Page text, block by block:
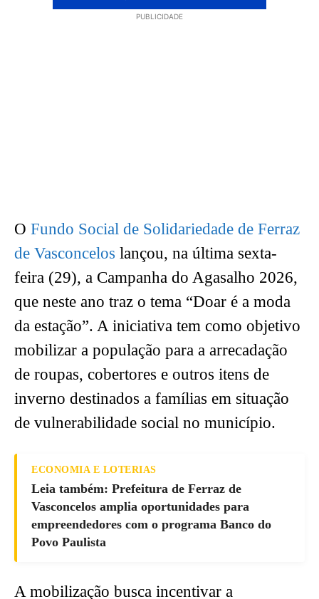
PUBLICIDADE
O Fundo Social de Solidariedade de Ferraz
de Vasconcelos lançou, na última sexta-
feira (29), a Campanha do Agasalho 2026,
que neste ano traz o tema “Doar é a moda
da estação”. A iniciativa tem como objetivo
mobilizar a população para a arrecadação
de roupas, cobertores e outros itens de
inverno destinados a famílias em situação
de vulnerabilidade social no município.
ECONOMIA E LOTERIAS
Leia também: Prefeitura de Ferraz de
Vasconcelos amplia oportunidades para
empreendedores com o programa Banco do
Povo Paulista
A mobilização busca incentivar a